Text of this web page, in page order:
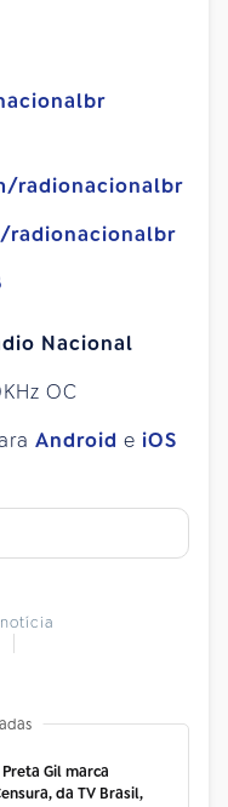
radionacionalbr
Nacional
OC
Android e iOS
Gil marca
da TV Brasil,